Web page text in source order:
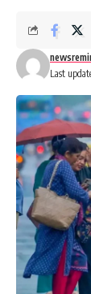
Last